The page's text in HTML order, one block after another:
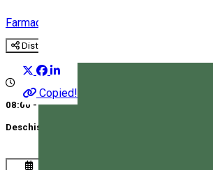
Farmacie
Distribuie
Copied!
08:00 - 20:00
Deschis